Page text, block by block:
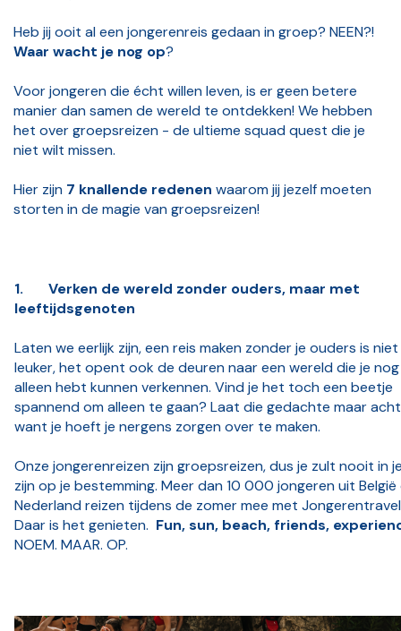
Heb jij ooit al een jongerenreis gedaan in groep? NEEN?!
Waar wacht je nog op?
Voor jongeren die écht willen leven, is er geen betere
manier dan samen de wereld te ontdekken! We hebben
het over groepsreizen - de ultieme squad quest die je
niet wilt missen.
Hier zijn 7 knallende redenen waarom jij jezelf moeten
storten in de magie van groepsreizen!
1. Verken de wereld zonder ouders, maar met
leeftijdsgenoten
Laten we eerlijk zijn, een reis maken zonder je ouders is
leuker, het opent ook de deuren naar een wereld die je
alleen hebt kunnen verkennen. Vind je het toch een beetje
spannend om alleen te gaan? Laat die gedachte maar
want je hoeft je nergens zorgen over te maken.
Onze jongerenreizen zijn groepsreizen, dus je zult nooit in
zijn op je bestemming. Meer dan 10 000 jongeren uit België
Nederland reizen tijdens de zomer mee met
Daar is het genieten. Fun, sun, beach, friends,
NOEM. MAAR. OP.